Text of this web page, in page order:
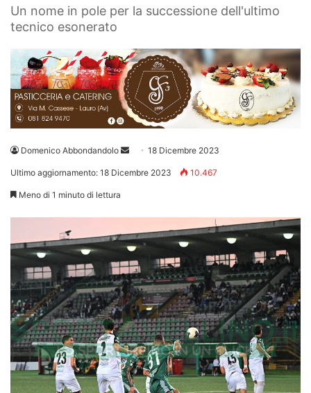
Un nome in pole per la successione dell'ultimo
tecnico esonerato
Domenico Abbondandolo
Invia 18 Dicembre 2023
Ultimo aggiornamento: 18 Dicembre 2023 10.467
Meno di 1 minuto di lettura